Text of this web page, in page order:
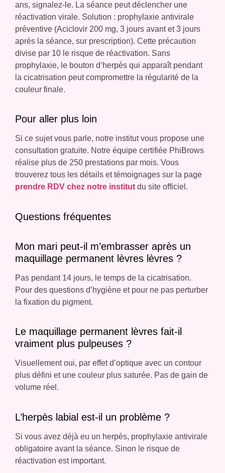
ans, signalez-le. La séance peut déclencher une
réactivation virale. Solution : prophylaxie antivirale
préventive (Aciclovir 200 mg, 3 jours avant et 3 jours
après la séance, sur prescription). Cette précaution
divise par 10 le risque de réactivation. Sans
prophylaxie, le bouton d’herpès qui apparaît pendant
la cicatrisation peut compromettre la régularité de la
couleur finale.
Pour aller plus loin
Si ce sujet vous parle, notre institut vous propose une
consultation gratuite. Notre équipe certifiée PhiBrows
réalise plus de 250 prestations par mois. Vous
trouverez tous les détails et témoignages sur la page
prendre RDV chez notre institut du site officiel.
Questions fréquentes
Mon mari peut-il m’embrasser après un
maquillage permanent lèvres lèvres ?
Pas pendant 14 jours, le temps de la cicatrisation.
Pour des questions d’hygiène et pour ne pas perturber
la fixation du pigment.
Le maquillage permanent lèvres fait-il
vraiment plus pulpeuses ?
Visuellement oui, par effet d’optique avec un contour
plus défini et une couleur plus saturée. Pas de gain de
volume réel.
L’herpès labial est-il un problème ?
Si vous avez déjà eu un herpès, prophylaxie antivirale
obligatoire avant la séance. Sinon le risque de
réactivation est important.